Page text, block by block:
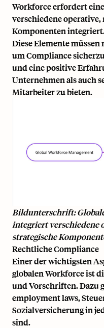
Workforce erfordert
verschiedene
Komponenten
Diese Elemente
um Compliance
und eine positive
Unternehmen als auch
Mitarbeiter zu bieten.
Bildunterschrift:
integriert verschiedene
strategische
Rechtliche Compliance
Einer der wichtigsten
globalen Workforce ist
und Vorschriften. Dazu
employment laws,
Sozialversicherung in
sind.